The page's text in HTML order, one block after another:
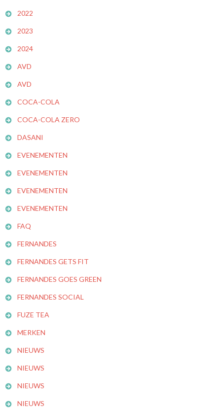
2022
2023
2024
AVD
AVD
COCA-COLA
COCA-COLA ZERO
DASANI
EVENEMENTEN
EVENEMENTEN
EVENEMENTEN
EVENEMENTEN
FAQ
FERNANDES
FERNANDES GETS FIT
FERNANDES GOES GREEN
FERNANDES SOCIAL
FUZE TEA
MERKEN
NIEUWS
NIEUWS
NIEUWS
NIEUWS